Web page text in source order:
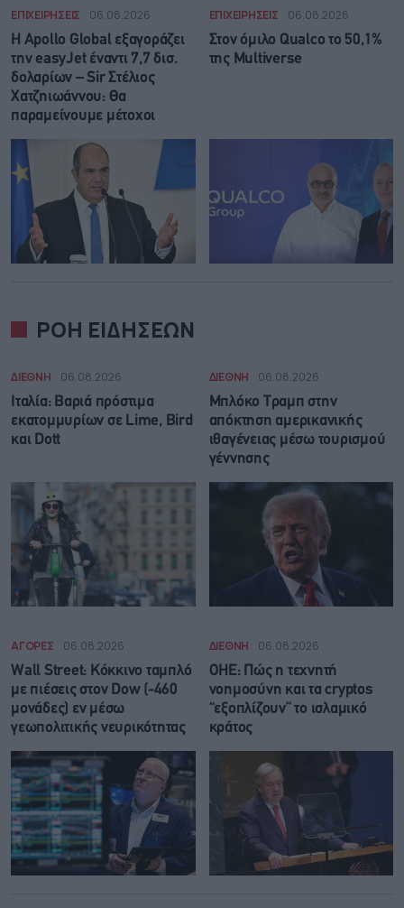
ΕΠΙΧΕΙΡΗΣΕΙΣ 06.08.2026
Η Apollo Global εξαγοράζει
την easyJet έναντι 7,7 δισ.
δολαρίων – Sir Στέλιος
Χατζηιωάννου: Θα
παραμείνουμε μέτοχοι
ΕΠΙΧΕΙΡΗΣΕΙΣ 06.08.2026
Στον όμιλο Qualco το 50,1%
της Multiverse
ΡΟΗ ΕΙΔΗΣΕΩΝ
ΔΙΕΘΝΗ 06.08.2026
Ιταλία: Βαριά πρόστιμα
εκατομμυρίων σε Lime, Bird
και Dott
ΔΙΕΘΝΗ 06.08.2026
Μπλόκο Τραμπ στην
απόκτηση αμερικανικής
ιθαγένειας μέσω τουρισμού
γέννησης
ΑΓΟΡΕΣ 06.08.2026
Wall Street: Κόκκινο ταμπλό
με πιέσεις στον Dow (-460
μονάδες) εν μέσω
γεωπολιτικής νευρικότητας
ΔΙΕΘΝΗ 06.08.2026
ΟΗΕ: Πώς η τεχνητή
νοημοσύνη και τα cryptos
“εξοπλίζουν” το ισλαμικό
κράτος